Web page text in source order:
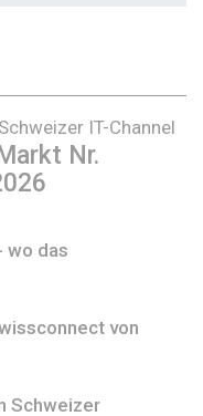
IT-Channel
Nr.
wo das
von
Schweizer